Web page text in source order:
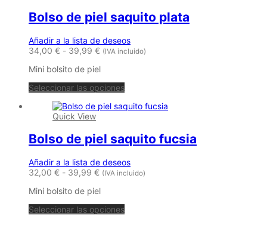
Las
opciones
pueden
elegir
página
producto
Bolso de piel saquito plata
Añadir a la lista de deseos
34,00 € - 39,99 €Rango
precios:
desde
34,00 €
hasta
39,99 €
(IVA incluido)
Mini bolsito de piel
Seleccionar las opcionesEste
tiene
Las
opciones
pueden
elegir
página
Quick View
Bolso de piel saquito fucsia
Añadir a la lista de deseos
32,00 € - 39,99 €Rango
precios:
desde
32,00 €
(IVA incluido)
Mini bolsito de piel
Seleccionar las opcionesEste